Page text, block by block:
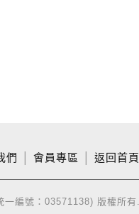
們 會員專區 返回首頁
編號：03571138) 版權所有.